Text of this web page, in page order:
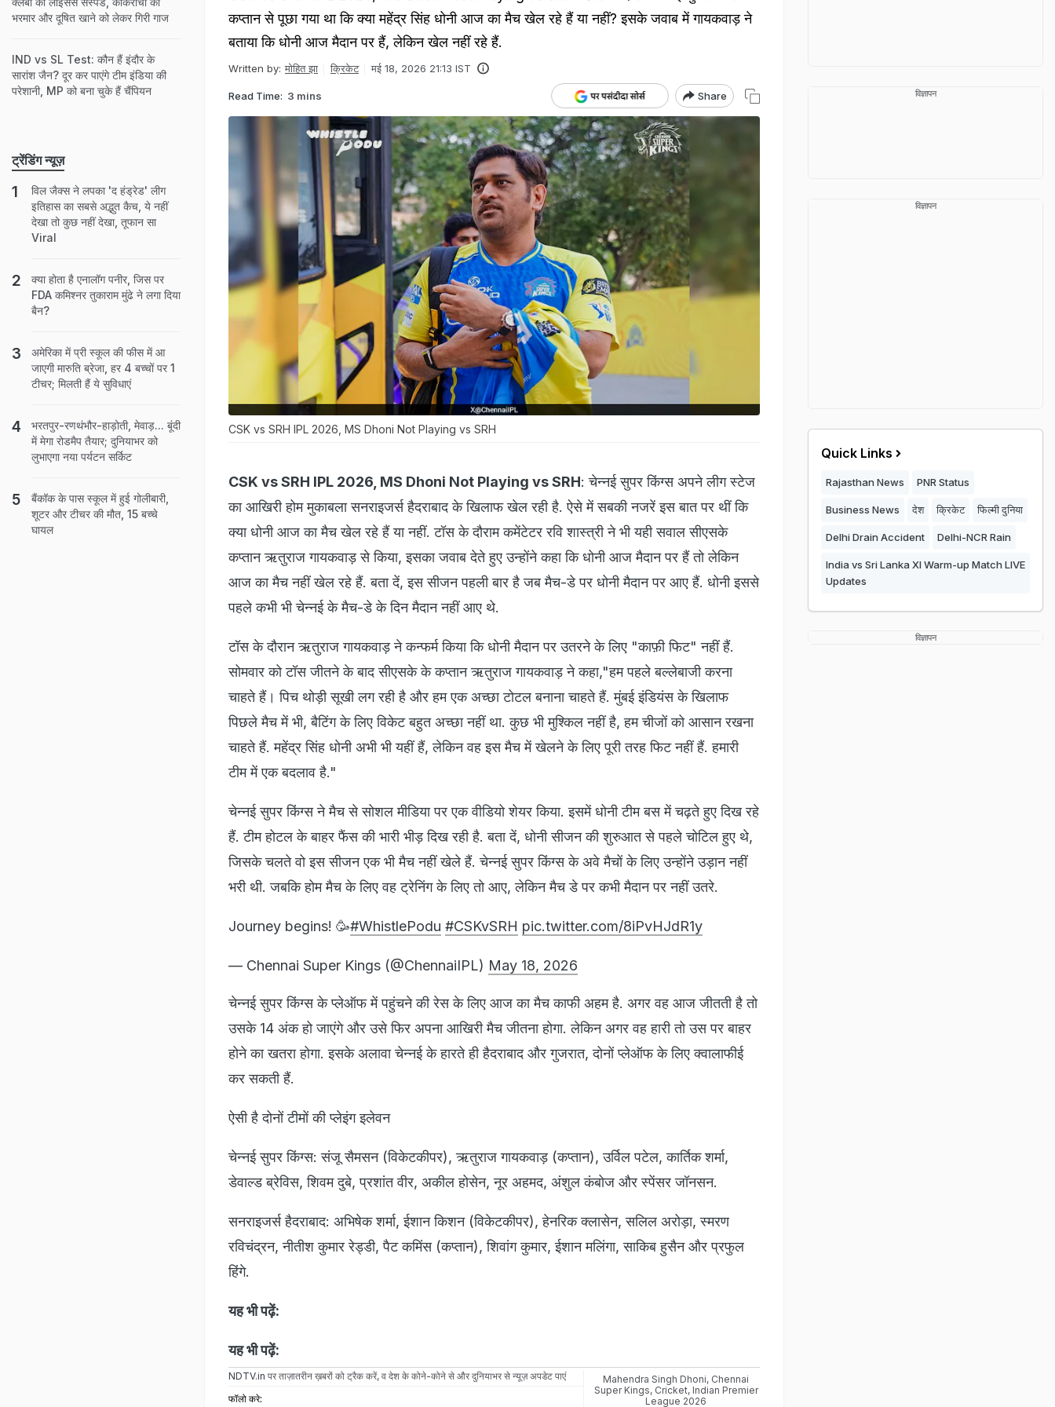
कप्तान से पूछा गया था कि क्या महेंद्र सिंह धोनी आज का मैच खेल रहे हैं या नहीं? इसके जवाब में गायकवाड़ ने
बताया कि धोनी आज मैदान पर हैं, लेकिन खेल नहीं रहे हैं.
Written by: मोहित झा क्रिकेट मई 18, 2026 21:13 IST
Read Time: 3 mins Share
CSK vs SRH IPL 2026, MS Dhoni Not Playing vs SRH
CSK vs SRH IPL 2026, MS Dhoni Not Playing vs SRH: चेन्नई सुपर किंग्स अपने लीग स्टेज
का आखिरी होम मुकाबला सनराइजर्स हैदराबाद के खिलाफ खेल रही है. ऐसे में सबकी नजरें इस बात पर थीं कि
क्या धोनी आज का मैच खेल रहे हैं या नहीं. टॉस के दौराम कमेंटेटर रवि शास्त्री ने भी यही सवाल सीएसके
कप्तान ऋतुराज गायकवाड़ से किया, इसका जवाब देते हुए उन्होंने कहा कि धोनी आज मैदान पर हैं तो लेकिन
आज का मैच नहीं खेल रहे हैं. बता दें, इस सीजन पहली बार है जब मैच-डे पर धोनी मैदान पर आए हैं. धोनी इससे
पहले कभी भी चेन्नई के मैच-डे के दिन मैदान नहीं आए थे.
टॉस के दौरान ऋतुराज गायकवाड़ ने कन्फर्म किया कि धोनी मैदान पर उतरने के लिए "काफ़ी फिट" नहीं हैं.
सोमवार को टॉस जीतने के बाद सीएसके के कप्तान ऋतुराज गायकवाड़ ने कहा,"हम पहले बल्लेबाजी करना
चाहते हैं। पिच थोड़ी सूखी लग रही है और हम एक अच्छा टोटल बनाना चाहते हैं. मुंबई इंडियंस के खिलाफ
पिछले मैच में भी, बैटिंग के लिए विकेट बहुत अच्छा नहीं था. कुछ भी मुश्किल नहीं है, हम चीजों को आसान रखना
चाहते हैं. महेंद्र सिंह धोनी अभी भी यहीं हैं, लेकिन वह इस मैच में खेलने के लिए पूरी तरह फिट नहीं हैं. हमारी
टीम में एक बदलाव है."
चेन्नई सुपर किंग्स ने मैच से सोशल मीडिया पर एक वीडियो शेयर किया. इसमें धोनी टीम बस में चढ़ते हुए दिख रहे
हैं. टीम होटल के बाहर फैंस की भारी भीड़ दिख रही है. बता दें, धोनी सीजन की शुरुआत से पहले चोटिल हुए थे,
जिसके चलते वो इस सीजन एक भी मैच नहीं खेले हैं. चेन्नई सुपर किंग्स के अवे मैचों के लिए उन्होंने उड़ान नहीं
भरी थी. जबकि होम मैच के लिए वह ट्रेनिंग के लिए तो आए, लेकिन मैच डे पर कभी मैदान पर नहीं उतरे.
Journey begins! 🥳#WhistlePodu #CSKvSRH pic.twitter.com/8iPvHJdR1y
— Chennai Super Kings (@ChennaiIPL) May 18, 2026
चेन्नई सुपर किंग्स के प्लेऑफ में पहुंचने की रेस के लिए आज का मैच काफी अहम है. अगर वह आज जीतती है तो
उसके 14 अंक हो जाएंगे और उसे फिर अपना आखिरी मैच जीतना होगा. लेकिन अगर वह हारी तो उस पर बाहर
होने का खतरा होगा. इसके अलावा चेन्नई के हारते ही हैदराबाद और गुजरात, दोनों प्लेऑफ के लिए क्वालाफीई
कर सकती हैं.
ऐसी है दोनों टीमों की प्लेइंग इलेवन
चेन्नई सुपर किंग्स: संजू सैमसन (विकेटकीपर), ऋतुराज गायकवाड़ (कप्तान), उर्विल पटेल, कार्तिक शर्मा,
डेवाल्ड ब्रेविस, शिवम दुबे, प्रशांत वीर, अकील होसेन, नूर अहमद, अंशुल कंबोज और स्पेंसर जॉनसन.
सनराइजर्स हैदराबाद: अभिषेक शर्मा, ईशान किशन (विकेटकीपर), हेनरिक क्लासेन, सलिल अरोड़ा, स्मरण
रविचंद्रन, नीतीश कुमार रेड्डी, पैट कमिंस (कप्तान), शिवांग कुमार, ईशान मलिंगा, साकिब हुसैन और प्रफुल
हिंगे.
यह भी पढ़ें:
यह भी पढ़ें:
NDTV.in पर ताज़ातरीन ख़बरों को ट्रैक करें, व देश के कोने-कोने से और दुनियाभर से न्यूज़ अपडेट पाएं
फॉलो करे:
Mahendra Singh Dhoni, Chennai
Super Kings, Cricket, Indian Premier
League 2026
भरमार और दूषित खाने को लेकर गिरी गाज
IND vs SL Test: कौन हैं इंदौर के
सारांश जैन? दूर कर पाएंगे टीम इंडिया की
परेशानी, MP को बना चुके हैं चैंपियन
ट्रेंडिंग न्यूज़
विल जैक्स ने लपका 'द हंड्रेड' लीग
इतिहास का सबसे अद्भुत कैच, ये नहीं
देखा तो कुछ नहीं देखा, तूफान सा
Viral
क्या होता है एनालॉग पनीर, जिस पर
FDA कमिश्नर तुकाराम मुंढे ने लगा दिया
बैन?
अमेरिका में प्री स्कूल की फीस में आ
जाएगी मारुति ब्रेजा, हर 4 बच्चों पर 1
टीचर; मिलती हैं ये सुविधाएं
भरतपुर-रणथंभौर-हाड़ोती, मेवाड़... बूंदी
में मेगा रोडमैप तैयार; दुनियाभर को
लुभाएगा नया पर्यटन सर्किट
बैंकॉक के पास स्कूल में हुई गोलीबारी,
शूटर और टीचर की मौत, 15 बच्चे
घायल
विज्ञापन
विज्ञापन
Quick Links
Rajasthan News PNR Status
Business News देश क्रिकेट फिल्मी दुनिया
Delhi Drain Accident Delhi-NCR Rain
India vs Sri Lanka XI Warm-up Match LIVE
Updates
विज्ञापन